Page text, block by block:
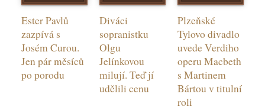
Ester Pavlů
zazpívá s
Josém Curou.
Jen pár měsíců
po porodu
Diváci
sopranistku
Olgu
Jelínkovou
milují. Teď jí
udělili cenu
Plzeňské
Tylovo divadlo
uvede Verdiho
operu Macbeth
s Martinem
Bártou v titulní
roli